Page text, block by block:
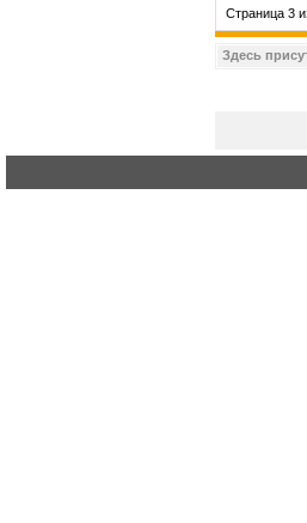
Страница 3
Здесь